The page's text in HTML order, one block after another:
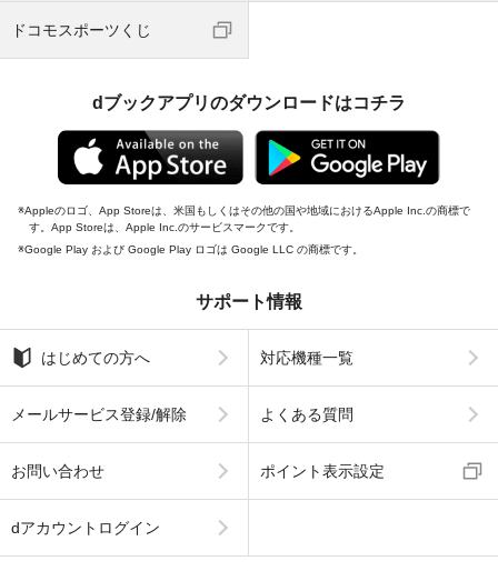
ドコモスポーツくじ
dブックアプリのダウンロードはコチラ
Appleのロゴ、App Storeは、米国もしくはその他の国や地域におけるApple Inc.の商標で
す。App Storeは、Apple Inc.のサービスマークです。
Google Play および Google Play ロゴは Google LLC の商標です。
サポート情報
はじめての方へ 対応機種一覧
メールサービス登録/解除 よくある質問
お問い合わせ ポイント表示設定
dアカウントログイン